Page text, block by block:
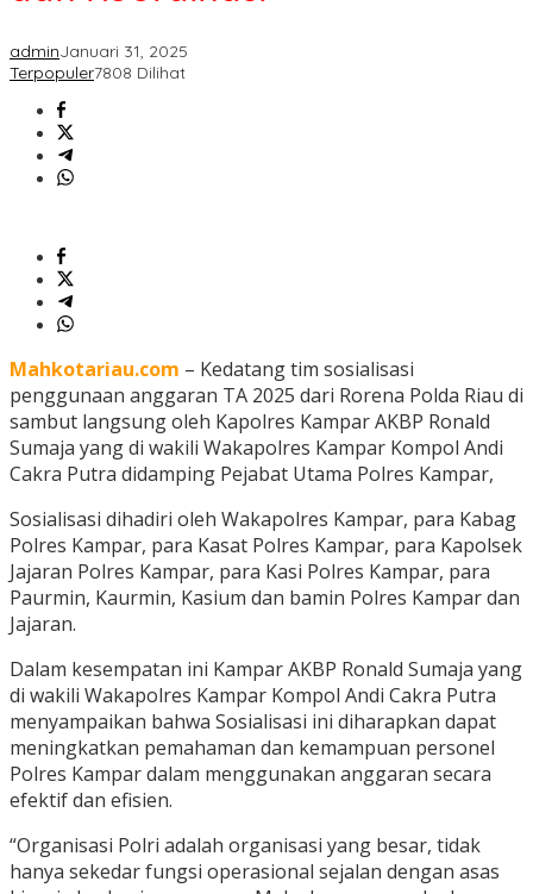
adminJanuari 31, 2025
Terpopuler7808 Dilihat
Mahkotariau.com – Kedatang tim sosialisasi
penggunaan anggaran TA 2025 dari Rorena Polda Riau di
sambut langsung oleh Kapolres Kampar AKBP Ronald
Sumaja yang di wakili Wakapolres Kampar Kompol Andi
Cakra Putra didamping Pejabat Utama Polres Kampar,
Sosialisasi dihadiri oleh Wakapolres Kampar, para Kabag
Polres Kampar, para Kasat Polres Kampar, para Kapolsek
Jajaran Polres Kampar, para Kasi Polres Kampar, para
Paurmin, Kaurmin, Kasium dan bamin Polres Kampar dan
Jajaran.
Dalam kesempatan ini Kampar AKBP Ronald Sumaja yang
di wakili Wakapolres Kampar Kompol Andi Cakra Putra
menyampaikan bahwa Sosialisasi ini diharapkan dapat
meningkatkan pemahaman dan kemampuan personel
Polres Kampar dalam menggunakan anggaran secara
efektif dan efisien.
“Organisasi Polri adalah organisasi yang besar, tidak
hanya sekedar fungsi operasional sejalan dengan asas